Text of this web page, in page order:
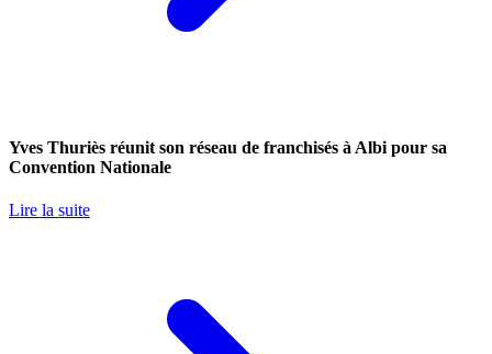
Yves Thuriès réunit son réseau de franchisés à Albi pour sa
Convention Nationale
Lire la suite